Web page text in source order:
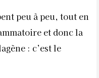
peu à peu, tout en
et donc la
: c’est le